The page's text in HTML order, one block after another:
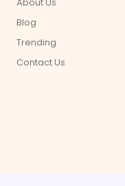
Blog
Trending
Contact Us